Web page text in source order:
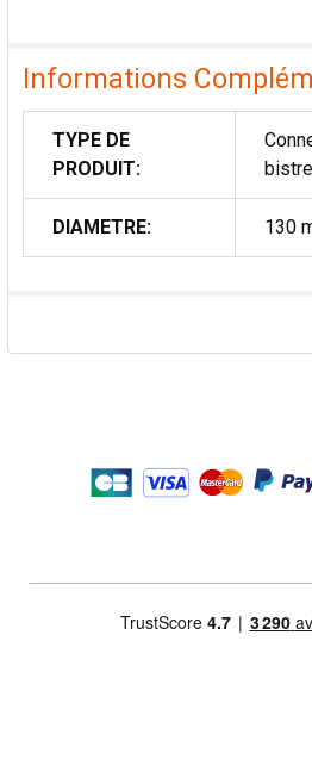
Informations
TYPE DE
PRODUIT:
bistre
DIAMETRE: 130